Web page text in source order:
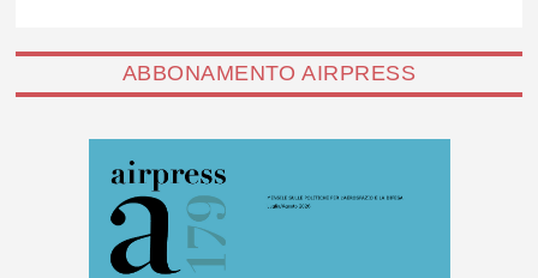
ABBONAMENTO AIRPRESS